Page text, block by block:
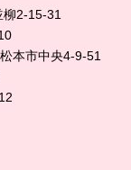
柳2-15-31
本市中央4-9-51